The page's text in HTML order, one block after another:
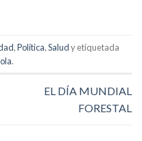
,Política,Saludy etiquetada
.
EL DÍA MUNDIAL
FORESTAL